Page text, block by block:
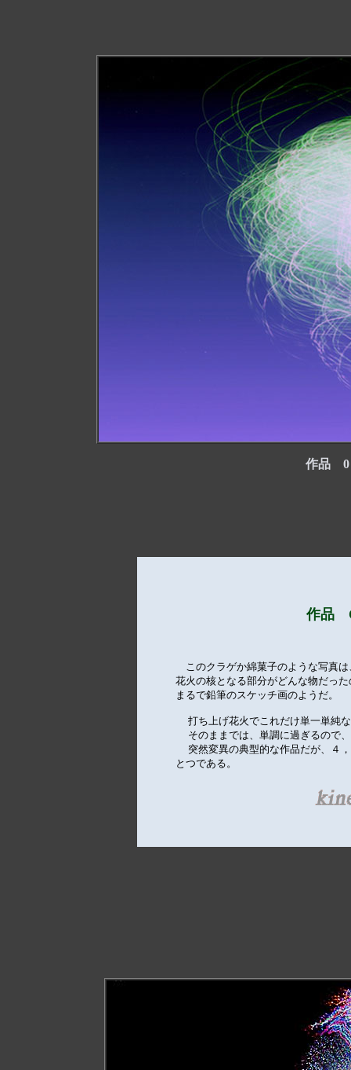
作品
作品
このクラゲか綿菓子のような写真
花火の核となる部分がどんな物だっ
まるで鉛筆のスケッチ画のようだ。
打ち上げ花火でこれだけ単一単純
そのままでは、単調に過ぎるので
突然変異の典型的な作品だが、４
とつである。